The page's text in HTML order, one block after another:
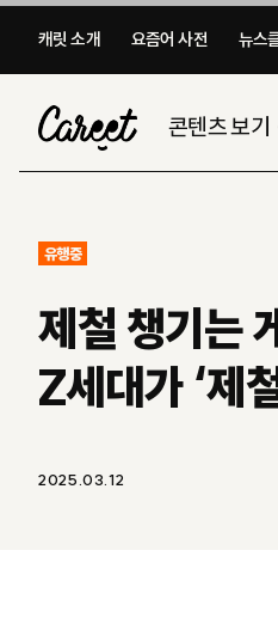
캐릿 소개 요즘어 사전 뉴스
콘텐츠 보기
유행중
제철 챙기는
Z세대가 ‘제
2025.03.12